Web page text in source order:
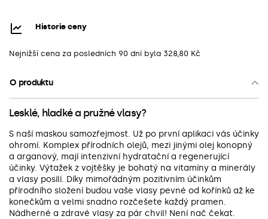
Historie ceny
Nejnižší cena za posledních 90 dní byla 328,80 Kč
O produktu
Lesklé, hladké a pružné vlasy?
S naší maskou samozřejmost. Už po první aplikaci vás účinky
ohromí. Komplex přírodních olejů, mezi jinými olej konopný
a arganový, mají intenzivní hydratační a regenerující
účinky. Výtažek z vojtěšky je bohatý na vitamíny a minerály
a vlasy posílí. Díky mimořádným pozitivním účinkům
přírodního složení budou vaše vlasy pevné od kořínků až ke
konečkům a velmi snadno rozčešete každý pramen.
Nádherné a zdravé vlasy za pár chvil! Není nač čekat.